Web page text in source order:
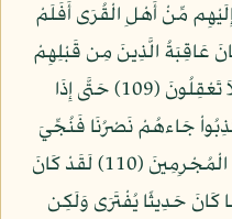
مِّنْ أَهْلِ الْقُرَى أَفَلَمْ
عَاقِبَةُ الَّذِينَ مِن قَبْلِهِمْ
وَلَدَارُ الآخِرَةِ خَيْرٌ لِّلَّذِينَ اتَّقَواْ أَفَلاَ تَعْقِلُونَ (109) حَتَّى إِذَا
جَاءهُمْ نَصْرُنَا فَنُجِّيَ
مَن نَّشَاء وَلاَ يُرَدُّ بَأْسُنَا عَنِ الْقَوْمِ الْمُجْرِمِينَ (110) لَقَدْ كَانَ
كَانَ حَدِيثًا يُفْتَرَى وَلَكِن